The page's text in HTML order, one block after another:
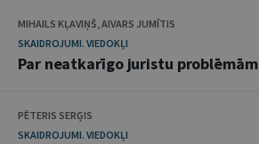
MIHAILS KĻAVIŅŠ, AIVARS JUMĪTIS
SKAIDROJUMI. VIEDOKĻI
Par neatkarīgo juristu problēmām
PĒTERIS SERĢIS
SKAIDROJUMI. VIEDOKĻI